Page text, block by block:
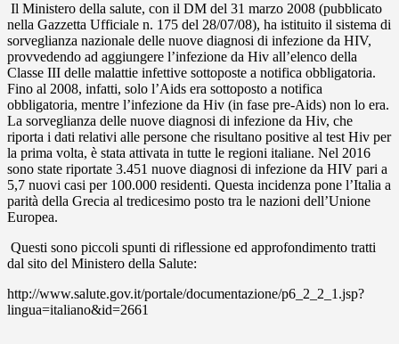
Il Ministero della salute, con il DM del 31 marzo 2008 (pubblicato
nella Gazzetta Ufficiale n. 175 del 28/07/08), ha istituito il sistema di
sorveglianza nazionale delle nuove diagnosi di infezione da HIV,
provvedendo ad aggiungere l’infezione da Hiv all’elenco della
Classe III delle malattie infettive sottoposte a notifica obbligatoria.
Fino al 2008, infatti, solo l’Aids era sottoposto a notifica
obbligatoria, mentre l’infezione da Hiv (in fase pre-Aids) non lo era.
La sorveglianza delle nuove diagnosi di infezione da Hiv, che
riporta i dati relativi alle persone che risultano positive al test Hiv per
la prima volta, è stata attivata in tutte le regioni italiane. Nel 2016
sono state riportate 3.451 nuove diagnosi di infezione da HIV pari a
5,7 nuovi casi per 100.000 residenti. Questa incidenza pone l’Italia a
parità della Grecia al tredicesimo posto tra le nazioni dell’Unione
Europea.
Questi sono piccoli spunti di riflessione ed approfondimento tratti
dal sito del Ministero della Salute:
http://www.salute.gov.it/portale/documentazione/p6_2_2_1.jsp?
lingua=italiano&id=2661